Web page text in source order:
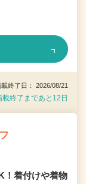
終了日： 2026/08/21
載終了まであと12日
！着付けや着物